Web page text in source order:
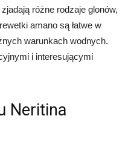
różne rodzaje glonów,
amano są łatwe w
warunkach wodnych.
i interesującymi
Neritina